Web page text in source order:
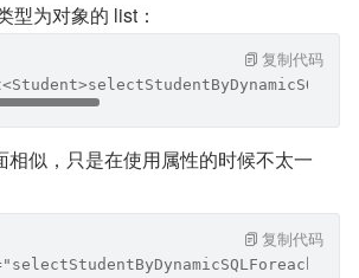
型为对象的 list：
复制代码
相似，只是在使用属性的时候不太一
复制代码